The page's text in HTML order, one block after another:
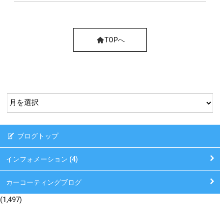
TOPへ
ブログトップ
インフォメーション (4)
カーコーティングブログ
(1,497)